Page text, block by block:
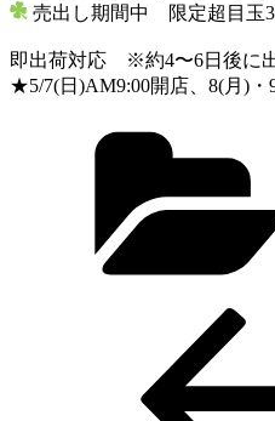
売出し期間中 限定超目玉
即出荷対応 ※約4〜6日後に
★5/7(日)AM9:00開店、8(月)・